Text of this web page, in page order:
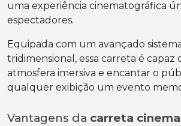
uma experiência cinematográfica
espectadores.
Equipada com um avançado
tridimensional, essa carreta é capaz
atmosfera imersiva e encantar o
qualquer exibição um evento
Vantagens da carreta